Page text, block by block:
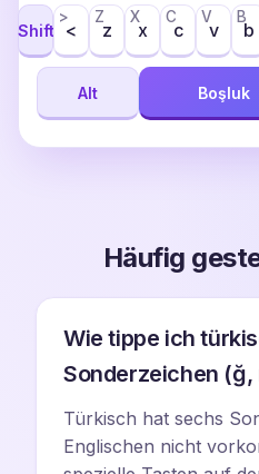
Shift <
>
z
Z
x
X
c
C
v
V
b
B
Alt Boşluk
Häufig
Wie tippe ich
Sonderzeichen (ğ,
Türkisch hat sechs
Englischen nicht